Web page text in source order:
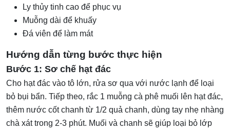
Ly thủy tinh cao để phục vụ
Muỗng dài để khuấy
Đá viên để làm mát
Hướng dẫn từng bước thực hiện
Bước 1: Sơ chế hạt đác
Cho hạt đác vào tô lớn, rửa sơ qua với nước lạnh để loại
bỏ bụi bẩn. Tiếp theo, rắc 1 muỗng cà phê muối lên hạt đác,
thêm nước cốt chanh từ 1/2 quả chanh, dùng tay nhẹ nhàng
chà xát trong 2-3 phút. Muối và chanh sẽ giúp loại bỏ lớp